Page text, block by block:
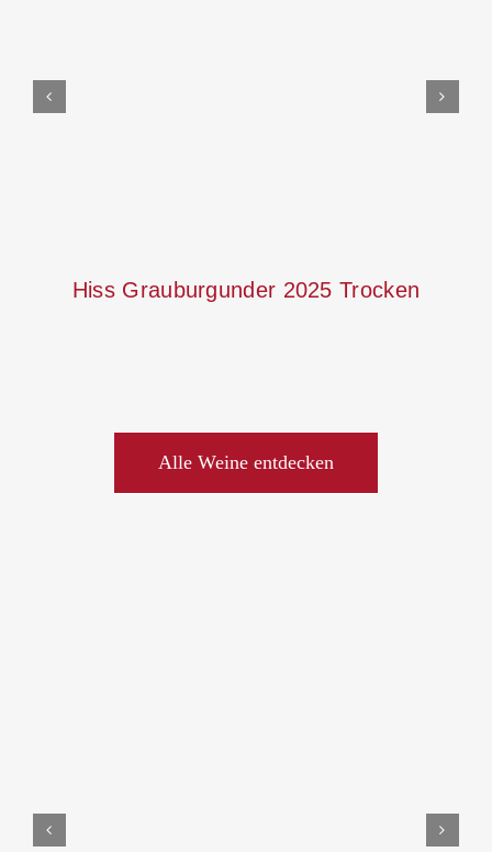
Hiss Grauburgunder 2025 Trocken
Alle Weine entdecken